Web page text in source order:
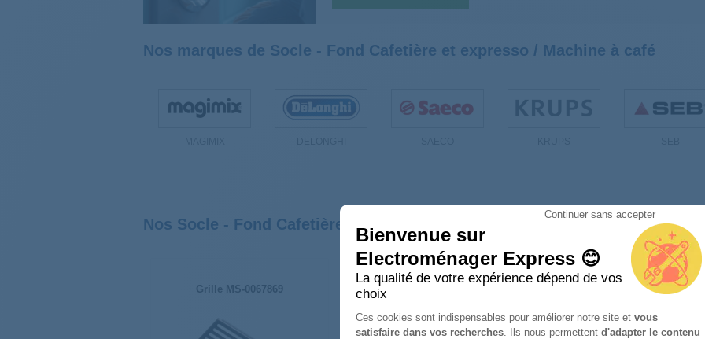
Continuer sans accepter
Bienvenue sur
Electroménager Express 😊
La qualité de votre expérience dépend de vos
choix
Plateforme de Gestion du
Ces cookies sont indispensables pour améliorer notre site et vous
satisfaire dans vos recherches . Ils nous permettent d'adapter le contenu
Axeptio consent
Nos marques de Socle - Fond Cafetière et expresso / Machine à café
Nos Socle - Fond Cafetière et expresso / Machine à café les plus
Grille MS-0067869
Aide en visio offerte
Percolateur avec filtre pour 2
Tablette de repose tasse MS-